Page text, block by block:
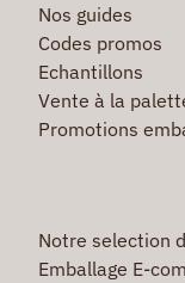
Nos guides
Codes promos
Echantillons
Vente à la
Promotions
Notre selection
Emballage E-